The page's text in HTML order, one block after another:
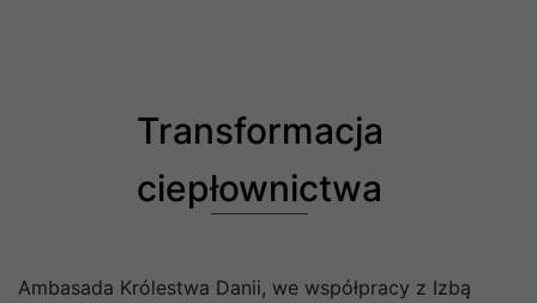
Transformacja
ciepłownictwa
Ambasada Królestwa Danii, we współpracy z Izbą